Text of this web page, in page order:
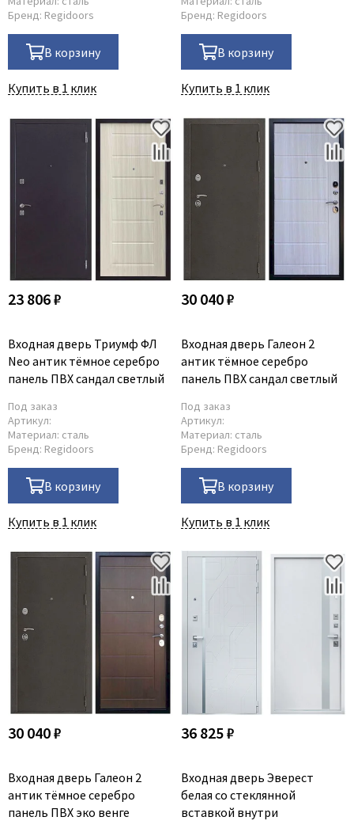
Бренд: Regidoors
В корзину
Купить в 1 клик
Бренд: Regidoors
В корзину
Купить в 1 клик
23 806 ₽
Входная дверь Триумф ФЛ
Neo антик тёмное серебро
панель ПВХ сандал светлый
Под заказ
Артикул:
Материал: сталь
Бренд: Regidoors
В корзину
Купить в 1 клик
30 040 ₽
Входная дверь Галеон 2
антик тёмное серебро
панель ПВХ сандал светлый
Под заказ
Артикул:
Материал: сталь
Бренд: Regidoors
В корзину
Купить в 1 клик
30 040 ₽
Входная дверь Галеон 2
антик тёмное серебро
панель ПВХ эко венге
36 825 ₽
Входная дверь Эверест
белая со стеклянной
вставкой внутри